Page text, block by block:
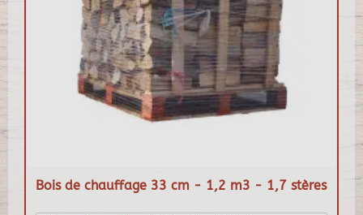
Bois de chauffage 33 cm - 1,2 m3 - 1,7 stères